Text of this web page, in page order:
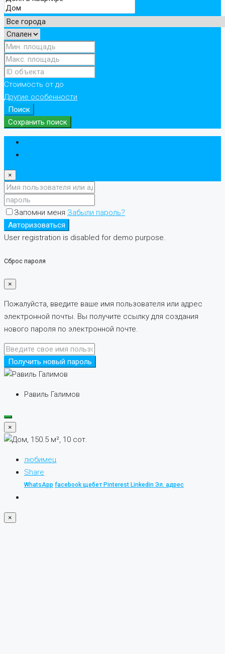
Стоимость от до
Другие особенности
Поиск
Сохранить поиск
×
Запомни меня Забыли пароль?
Авторизоваться
User registration is disabled for demo purpose.
Сброс пароля
×
Пожалуйста, введите ваше имя пользователя или адрес
электронной почты. Вы получите ссылку для создания
нового пароля по электронной почте.
Получить новый пароль
Равиль Галимов
×
любимец
Share
WhatsApp facebook щебетPinterest Linkedin Эл. адрес
×